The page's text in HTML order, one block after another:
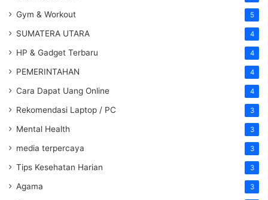
Gym & Workout 5
SUMATERA UTARA 4
HP & Gadget Terbaru 4
PEMERINTAHAN 4
Cara Dapat Uang Online 4
Rekomendasi Laptop / PC 3
Mental Health 3
media terpercaya 3
Tips Kesehatan Harian 3
Agama 3